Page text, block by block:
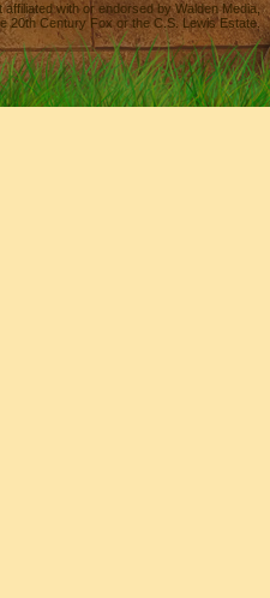
affiliated with or endorsed byWalden Media
20th Century Fox or the C.S. Lewis Estate.